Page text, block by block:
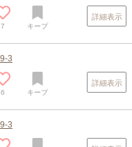
7 キープ
詳細表示
9-3
6 キープ
詳細表示
9-3